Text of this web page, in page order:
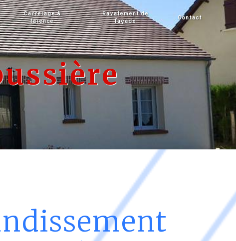
Carrelage &
faïence
Ravalement de
façade
Contact